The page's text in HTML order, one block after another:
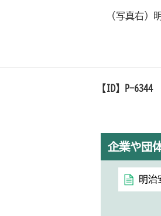
（写真右
【ID】 P-6344
企業や団
明治